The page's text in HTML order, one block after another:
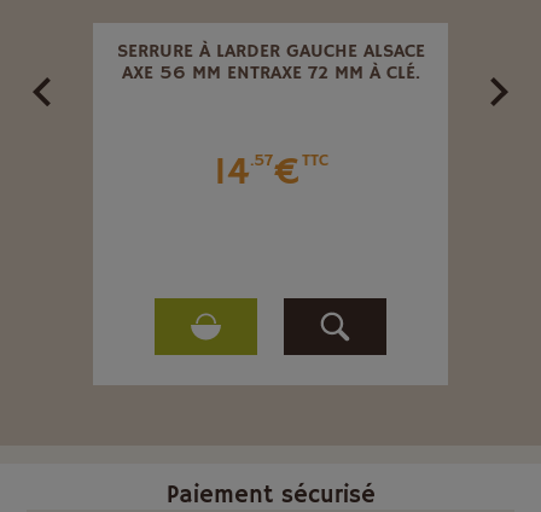
SERRURE À LARDER GAUCHE ALSACE
AXE 56 MM ENTRAXE 72 MM À CLÉ.
14.57€TTC
Paiement sécurisé